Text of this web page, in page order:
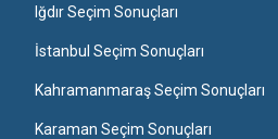
Iğdır Seçim Sonuçları
İstanbul Seçim Sonuçları
Kahramanmaraş Seçim Sonuçları
Karaman Seçim Sonuçları